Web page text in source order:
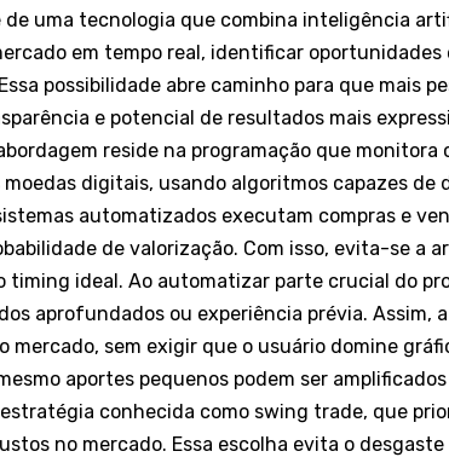
de uma tecnologia que combina inteligência
em tempo real, identificar oportunidades
possibilidade abre caminho para que mais
e potencial de resultados mais
reside na programação que
moedas digitais, usando algoritmos capazes
automatizados executam compras e
de valorização. Com isso, evita-se a
timing ideal. Ao automatizar parte crucial do
aprofundados ou experiência prévia.
mercado, sem exigir que o usuário domine
aportes pequenos podem ser
conhecida como swing trade, que
no mercado. Essa escolha evita o